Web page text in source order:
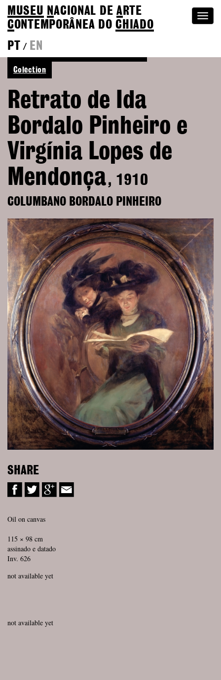
MUSEU NACIONAL DEA RTE
CONTEMPORÂNEA DOCHIADO
PT
/ EN
Colection
Retrato de Ida
Bordalo Pinheiro e
Virgínia Lopes de
Mendonça, 1910
COLUMBANO BORDALO PINHEIRO
SHARE
Oil on canvas
115 × 98 cm
assinado e datado
Inv. 626
not available yet
not available yet